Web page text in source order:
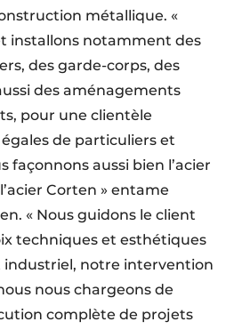
métallique. «
installons notamment des
des garde-corps, des
des aménagements
pour une clientèle
de particuliers et
façonnons aussi bien l’acier
Corten » entame
« Nous guidons le client
techniques et esthétiques
industriel, notre intervention
nous chargeons de
complète de projets